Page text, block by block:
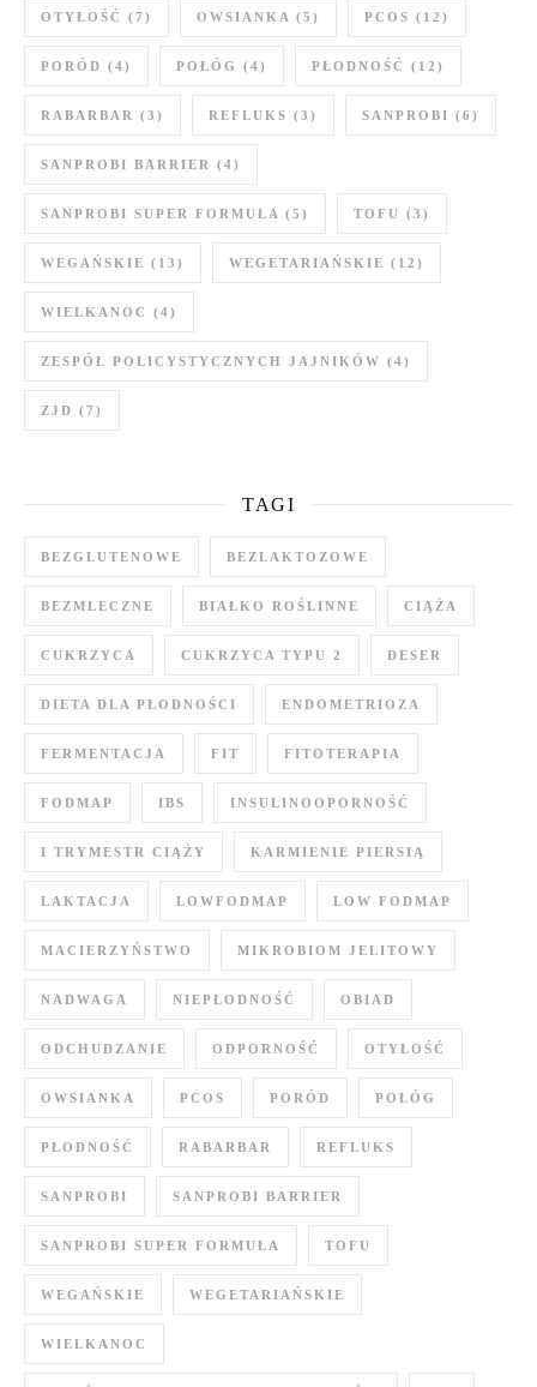
OTYŁOŚĆ (7) OWSIANKA (5) PCOS (12)
PORÓD (4) POŁÓG (4) PŁODNOŚĆ (12)
RABARBAR (3) REFLUKS (3) SANPROBI (6)
SANPROBI BARRIER (4)
SANPROBI SUPER FORMUŁA (5) TOFU (3)
WEGAŃSKIE (13) WEGETARIAŃSKIE (12)
WIELKANOC (4)
ZESPÓŁ POLICYSTYCZNYCH JAJNIKÓW (4)
ZJD (7)
TAGI
BEZGLUTENOWE BEZLAKTOZOWE
BEZMLECZNE BIAŁKO ROŚLINNE CIĄŻA
CUKRZYCA CUKRZYCA TYPU 2 DESER
DIETA DLA PŁODNOŚCI ENDOMETRIOZA
FERMENTACJA FIT FITOTERAPIA
FODMAP IBS INSULINOOPORNOŚĆ
I TRYMESTR CIĄŻY KARMIENIE PIERSIĄ
LAKTACJA LOWFODMAP LOW FODMAP
MACIERZYŃSTWO MIKROBIOM JELITOWY
NADWAGA NIEPŁODNOŚĆ OBIAD
ODCHUDZANIE ODPORNOŚĆ OTYŁOŚĆ
OWSIANKA PCOS PORÓD POŁÓG
PŁODNOŚĆ RABARBAR REFLUKS
SANPROBI SANPROBI BARRIER
SANPROBI SUPER FORMUŁA TOFU
WEGAŃSKIE WEGETARIAŃSKIE
WIELKANOC